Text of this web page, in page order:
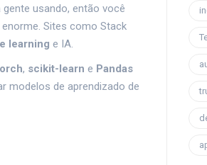
usando, então você
Sites como Stack
learning e IA.
, scikit-learn e Pandas
modelos de aprendizado de